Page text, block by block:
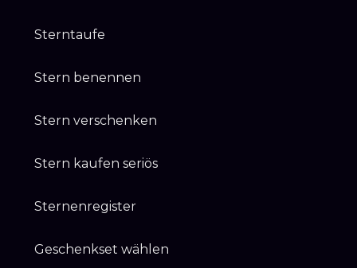
Sterntaufe
Stern benennen
Stern verschenken
Stern kaufen seriös
Sternenregister
Geschenkset wählen